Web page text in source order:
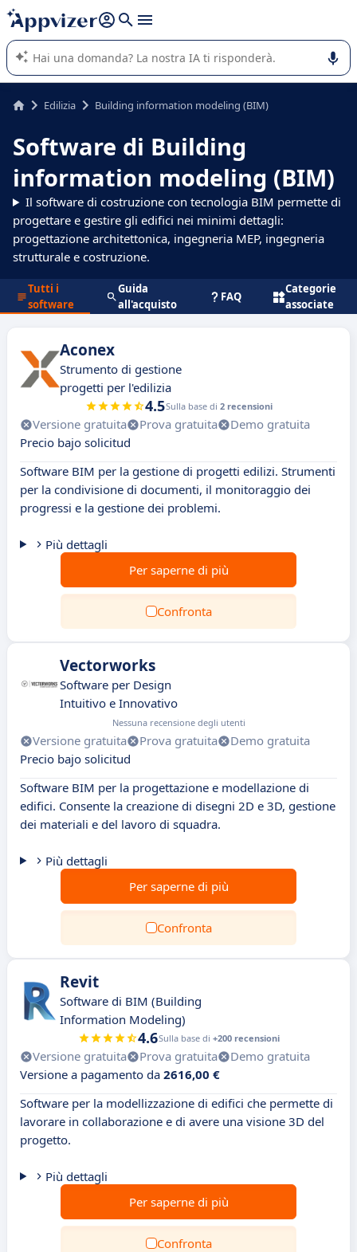
righe con
shift + enter
L'IA di Appvizer vi guida nell'utilizzo o nella scelta di un
software SaaS per la vostra azienda.
Edilizia Building information modeling (BIM)
Software di Building
information modeling (BIM)
Il software di costruzione con tecnologia BIM permette di
progettare e gestire gli edifici nei minimi dettagli:
progettazione architettonica, ingegneria MEP, ingegneria
strutturale e costruzione.
Tutti i
software
Guida
all'acquisto
FAQ
Categorie
associate
Aconex
Strumento di gestione
progetti per l'edilizia
4.5Sulla base di 2 recensioni
Versione gratuita Prova gratuita
Demo gratuita
Precio bajo solicitud
Software BIM per la gestione di progetti edilizi. Strumenti
per la condivisione di documenti, il monitoraggio dei
progressi e la gestione dei problemi.
Più dettagli
Per saperne di più
Confronta
Vectorworks
Software per Design
Intuitivo e Innovativo
Nessuna recensione degli utenti
Versione gratuita Prova gratuita
Demo gratuita
Precio bajo solicitud
Software BIM per la progettazione e modellazione di
edifici. Consente la creazione di disegni 2D e 3D, gestione
dei materiali e del lavoro di squadra.
Più dettagli
Per saperne di più
Confronta
Revit
Software di BIM (Building
Information Modeling)
4.6Sulla base di +200 recensioni
Versione gratuita Prova gratuita
Demo gratuita
Versione a pagamento da 2616,00 €
Software per la modellizzazione di edifici che permette di
lavorare in collaborazione e di avere una visione 3D del
progetto.
Più dettagli
Per saperne di più
Confronta